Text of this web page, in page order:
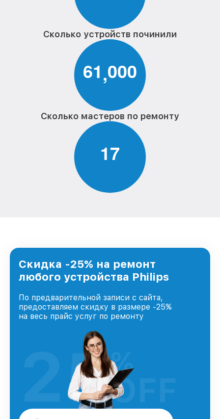
Сколько устройств починили
61,000
Сколько мастеров по ремонту
17
Скидка -25% на ремонт
любого устройства Philips
По предварительной записи с сайта,
предоставляем скидку в размере -25%
на весь прайс услуг по ремонту
25%
OFF